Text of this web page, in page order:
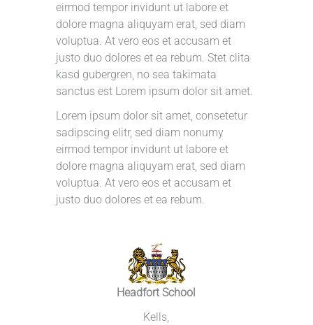
eirmod tempor invidunt ut labore et
dolore magna aliquyam erat, sed diam
voluptua. At vero eos et accusam et
justo duo dolores et ea rebum. Stet clita
kasd gubergren, no sea takimata
sanctus est Lorem ipsum dolor sit amet.
Lorem ipsum dolor sit amet, consetetur
sadipscing elitr, sed diam nonumy
eirmod tempor invidunt ut labore et
dolore magna aliquyam erat, sed diam
voluptua. At vero eos et accusam et
justo duo dolores et ea rebum.
Headfort School
Kells,